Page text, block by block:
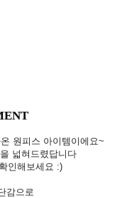
원피스 아이템이에요~
넓혀드렸답니다
인해보세요 :)
감으로